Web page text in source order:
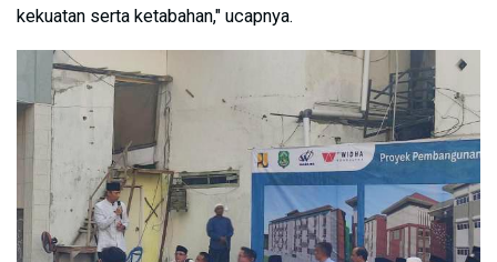
kekuatan serta ketabahan," ucapnya.